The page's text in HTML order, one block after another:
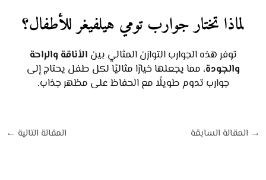
لماذا تختار جوارب تومي هيلفيغر للأطفال؟
توفر هذه الجوارب التوازن المثالي بين الأناقة والراحة
والجودة، مما يجعلها خيارًا مثاليًا لكل طفل يحتاج إلى
جوارب تدوم طويلًا مع الحفاظ على مظهر جذاب.
→ المقالة السابقة المقالة التالية ←